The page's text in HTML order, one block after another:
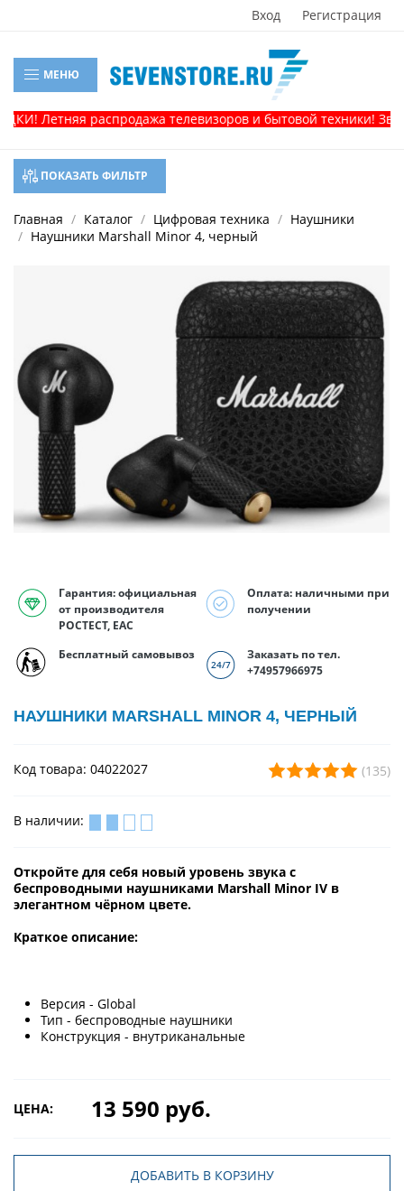
Вход Регистрация
МЕНЮ
Летняя распродажа телевизоров и бытовой техники!
ПОКАЗАТЬ ФИЛЬТР
Главная Каталог Цифровая техника
Наушники
Наушники Marshall Minor 4, черный
Гарантия: официальная
от производителя
РОСТЕСТ, EAC
Оплата: наличными при
получении
Бесплатный самовывоз
Заказать по тел.
+74957966975
НАУШНИКИ MARSHALL MINOR 4, ЧЕРНЫЙ
Код товара: 04022027 (135)
В наличии:
Откройте для себя новый уровень звука с
беспроводными наушниками Marshall Minor IV в
элегантном чёрном цвете.
Краткое описание:
Версия - Global
Тип - беспроводные наушники
Конструкция - внутриканальные
ЦЕНА: 13 590 руб.
ДОБАВИТЬ В КОРЗИНУ